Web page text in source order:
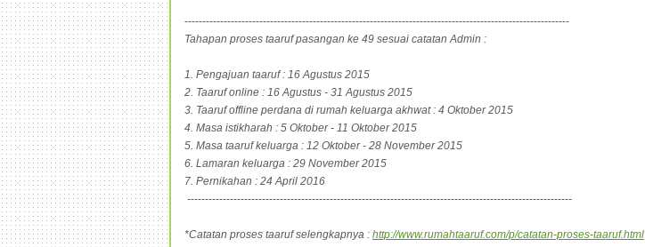
------------------------------------------------------------------------------------------------------------
Tahapan proses taaruf pasangan ke 49 sesuai catatan Admin :
1. Pengajuan taaruf : 16 Agustus 2015
2. Taaruf online : 16 Agustus - 31 Agustus 2015
3. Taaruf offline perdana di rumah keluarga akhwat : 4 Oktober 2015
4. Masa istikharah : 5 Oktober - 11 Oktober 2015
5. Masa taaruf keluarga : 12 Oktober - 28 November 2015
6. Lamaran keluarga : 29 November 2015
7. Pernikahan : 24 April 2016
------------------------------------------------------------------------------------------------------------
*Catatan proses taaruf selengkapnya : http://www.rumahtaaruf.com/p/catatan-proses-taaruf.html